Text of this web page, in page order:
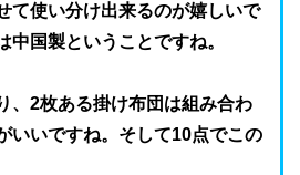
て使い分け出来るのが嬉しいで
中国製ということですね。
、2枚ある掛け布団は組み合わ
いいですね。そして10点でこの